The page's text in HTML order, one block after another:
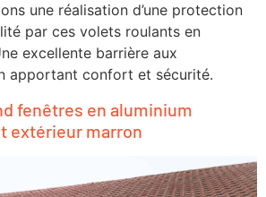
une réalisation d’une protection
par ces volets roulants en
excellente barrière aux
apportant confort et sécurité.
fenêtres en aluminium
extérieur marron